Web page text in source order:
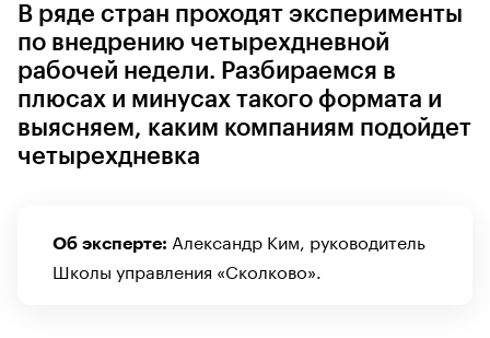
В ряде стран проходят эксперименты
по внедрению четырехдневной
рабочей недели. Разбираемся в
плюсах и минусах такого формата и
выясняем, каким компаниям подойдет
четырехдневка
Об эксперте: Александр Ким, руководитель
Школы управления «Сколково».